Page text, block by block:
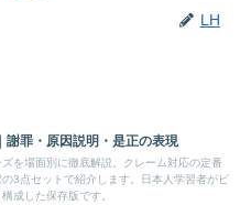
LH
謝罪・原因説明・是正の表現
を場面別に徹底解説。クレーム対応の定番
3点セットで紹介します。日本人学習者がビ
成した保存版です。